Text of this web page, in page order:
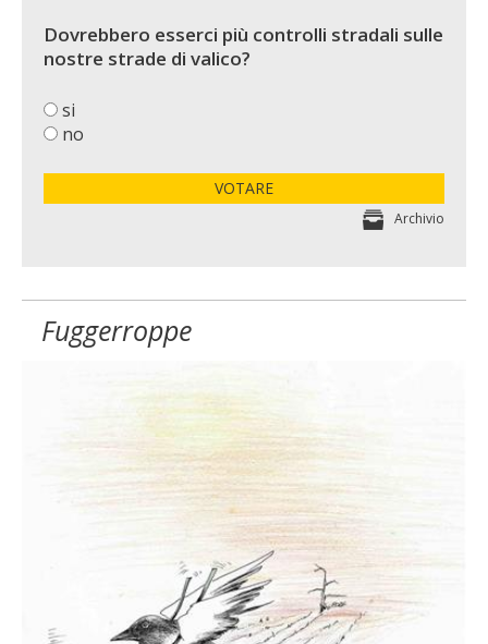
Dovrebbero esserci più controlli stradali sulle
nostre strade di valico?
si
no
VOTARE
Archivio
Fuggerroppe